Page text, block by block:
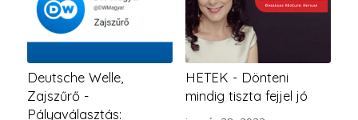
Deutsche Welle,
Zajszűrő -
Pályaválasztás:
HETEK - Dönteni
mindig tiszta fejjel jó